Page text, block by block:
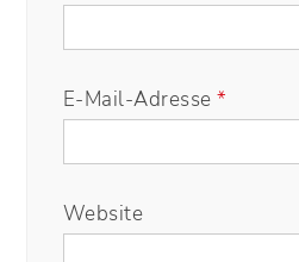
E-Mail-Adresse*
Website